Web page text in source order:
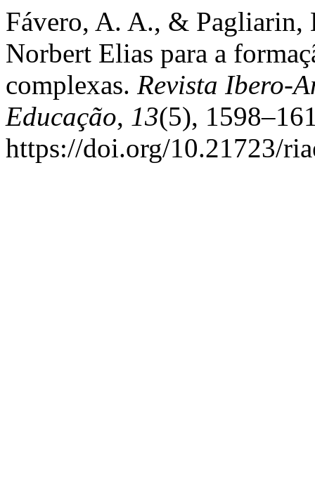
Fávero, A. A., & Pagliarin,
Norbert Elias para a
complexas. Revista Ibero-
Educação, 13(5),
https://doi.org/10.21723/